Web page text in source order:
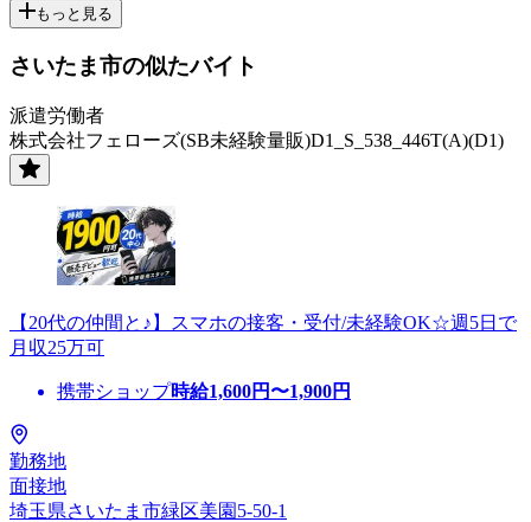
もっと見る
さいたま市の似たバイト
派遣労働者
株式会社フェローズ(SB未経験量販)D1_S_538_446T(A)(D1)
【20代の仲間と♪】スマホの接客・受付/未経験OK☆週5日で
月収25万可
携帯ショップ時給1,600円〜1,900円
勤務地
面接地
埼玉県さいたま市緑区美園5-50-1